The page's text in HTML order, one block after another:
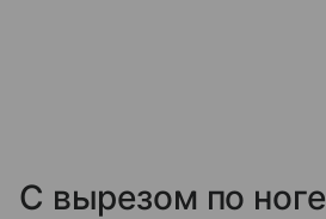
С вырезом по ноге